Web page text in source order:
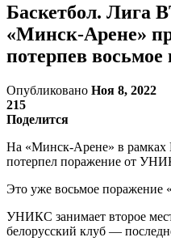
Баскетбол. Лига
«Минск-Арене»
потерпев
Опубликовано Ноя 8, 2022
215
Поделится
На «Минск-Арене» в
потерпел поражение от
Это уже восьмое поражение
УНИКС занимает второе
белорусский клуб —